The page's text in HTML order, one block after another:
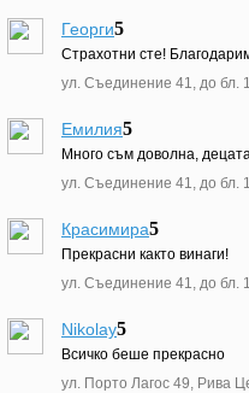
Георги5
Страхотни сте!
ул. Съединение 41, до бл.
Емилия5
Много съм доволна,
ул. Съединение 41, до бл.
Красимира5
Прекрасни както винаги!
ул. Съединение 41, до бл.
Nikolay5
Всичко беше прекрасно
ул. Порто Лагос 49, Рива